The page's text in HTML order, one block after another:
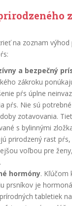
na zoznam
a bezpečný
zákroku
pŕs úplne
pŕs. Nie sú
zotavovania.
s bylinnými
prirodzený rast
voľbou pre
hormóny. Kľúčom
prsníkov je
tabletiek